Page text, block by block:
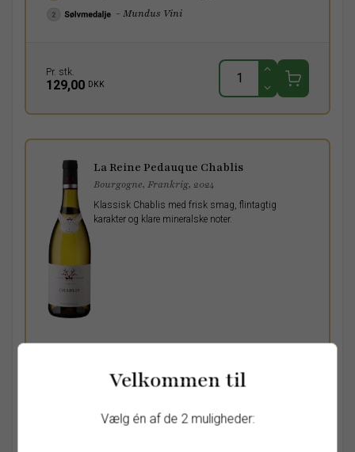
Velkommen til
Vælg én af de 2 muligheder:
- Mundus Vini
Pr. stk.
129,00 DKK
La Reine Pedauque Chablis
Bourgogne, Frankrig, 2024
Klassisk Chablis med frisk smag, flintagtig
karakter og klare mineralske noter.